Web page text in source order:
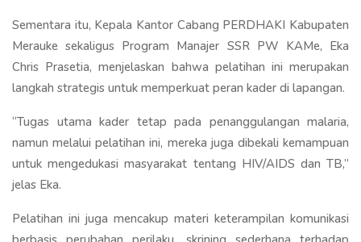
Sementara itu, Kepala Kantor Cabang PERDHAKI Kabupaten
Merauke sekaligus Program Manajer SSR PW KAMe, Eka
Chris Prasetia, menjelaskan bahwa pelatihan ini merupakan
langkah strategis untuk memperkuat peran kader di lapangan.
“Tugas utama kader tetap pada penanggulangan malaria,
namun melalui pelatihan ini, mereka juga dibekali kemampuan
untuk mengedukasi masyarakat tentang HIV/AIDS dan TB,”
jelas Eka.
Pelatihan ini juga mencakup materi keterampilan komunikasi